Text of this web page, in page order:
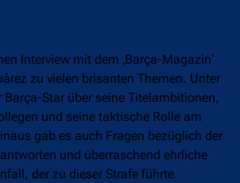
Interview mit dem ‚Barça-Magazin‘
zu vielen brisanten Themen. Unter
Barça-Star über seine Titelambitionen,
und seine taktische Rolle am
gab es auch Fragen bezüglich der
und überraschend ehrliche
der zu dieser Strafe führte.